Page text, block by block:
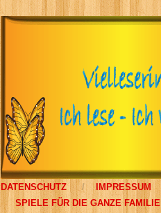
DATENSCHUTZ IMPRESSUM
SPIELE FÜR DIE GANZE FAMILIE